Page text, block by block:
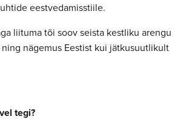
eestvedamisstiile.
liituma tõi soov seista kestliku arengu
nägemus Eestist kui jätkusuutlikult
tegi?